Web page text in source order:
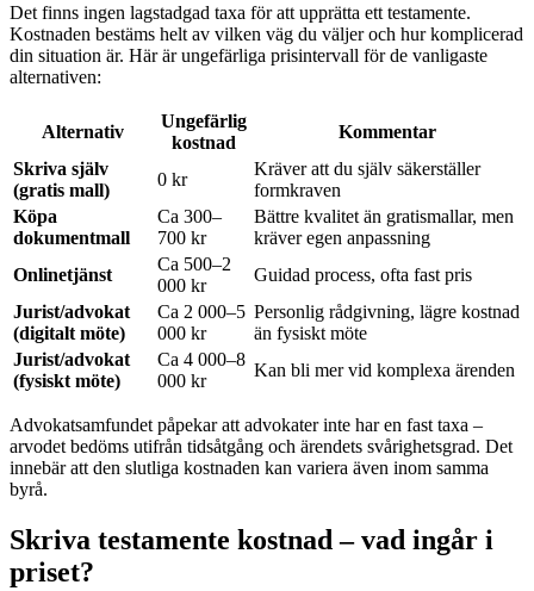
Det finns ingen lagstadgad taxa för att upprätta ett testamente.
Kostnaden bestäms helt av vilken väg du väljer och hur komplicerad
din situation är. Här är ungefärliga prisintervall för de vanligaste
alternativen:
Alternativ
Ungefärlig
kostnad
Kommentar
Skriva själv
(gratis mall)
0 kr
Kräver att du själv säkerställer
formkraven
Köpa
dokumentmall
Ca 300–
700 kr
Bättre kvalitet än gratismallar, men
kräver egen anpassning
Onlinetjänst
Ca 500–2
000 kr
Guidad process, ofta fast pris
Jurist/advokat
(digitalt möte)
Ca 2 000–5
000 kr
Personlig rådgivning, lägre kostnad
än fysiskt möte
Jurist/advokat
(fysiskt möte)
Ca 4 000–8
000 kr
Kan bli mer vid komplexa ärenden
Advokatsamfundet påpekar att advokater inte har en fast taxa –
arvodet bedöms utifrån tidsåtgång och ärendets svårighetsgrad. Det
innebär att den slutliga kostnaden kan variera även inom samma
byrå.
Skriva testamente kostnad – vad ingår i
priset?